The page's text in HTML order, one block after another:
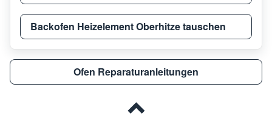
Neff
Backofen Heizelement Oberhitze tauschen
Ofen Reparaturanleitungen